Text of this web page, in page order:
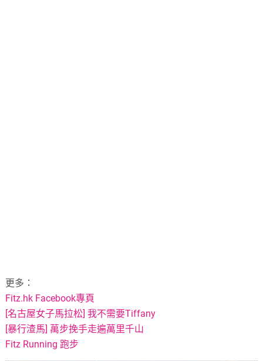
更多：
Fitz.hk Facebook專頁
[名古屋女子馬拉松] 我不需要Tiffany
[暴行渣馬] 萬步挽手走遍萬里千山
Fitz Running 跑步